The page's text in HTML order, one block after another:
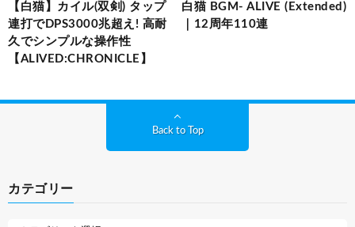
【白猫】カイル(双剣) タップ
連打でDPS3000兆超え! 高耐
久でシンプルな操作性
【ALIVED:CHRONICLE】
白猫 BGM- ALIVE (Extended)
｜12周年110連
Back to Top
カテゴリー